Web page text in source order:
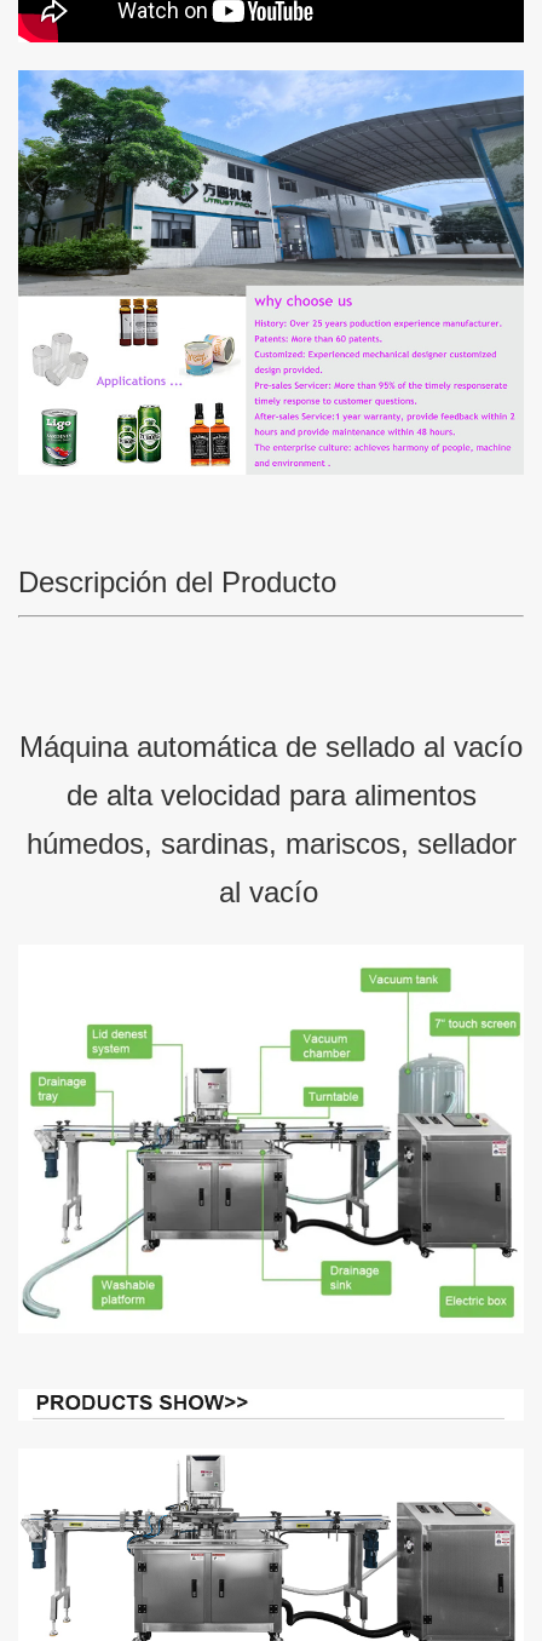
Descripción del Producto
Máquina automática de sellado al vacío
de alta velocidad para alimentos
húmedos, sardinas, mariscos, sellador
al vacío